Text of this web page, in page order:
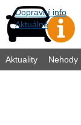
Dopravní info
Aktuálně
Aktuality Nehody